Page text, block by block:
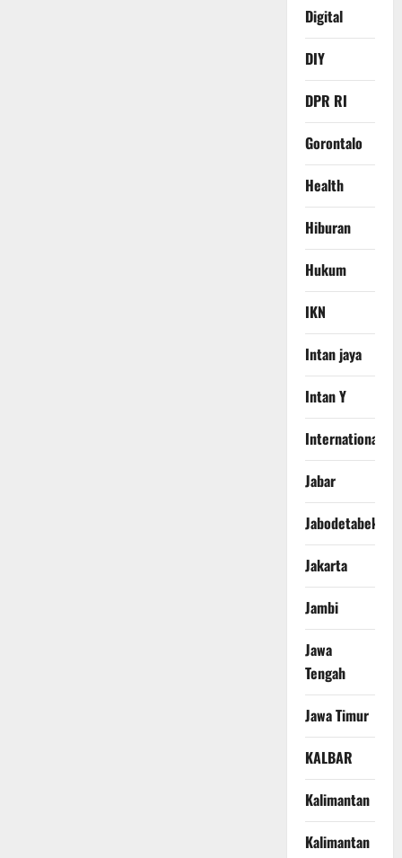
Digital
DIY
DPR RI
Gorontalo
Health
Hiburan
Hukum
IKN
Intan jaya
Intan Y
International
Jabar
Jabodetabek
Jakarta
Jambi
Jawa
Tengah
Jawa Timur
KALBAR
Kalimantan
Kalimantan